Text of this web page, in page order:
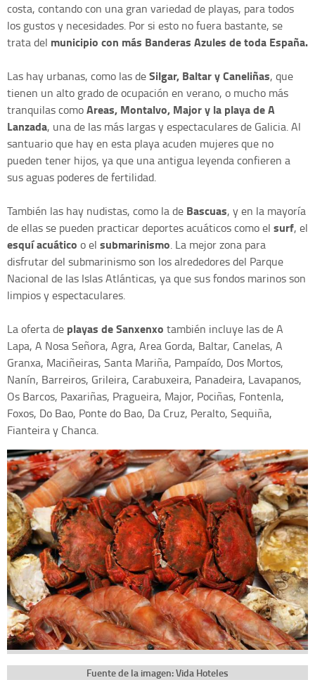
costa, contando con una gran variedad de playas, para todos
los gustos y necesidades. Por si esto no fuera bastante, se
trata del municipio con más Banderas Azules de toda España.
Las hay urbanas, como las deSilgar, Baltar y Caneliñas, que
tienen un alto grado de ocupación en verano, o mucho más
tranquilas comoAreas, Montalvo, Major y la playa de A
Lanzada, una de las más largas y espectaculares de Galicia. Al
santuario que hay en esta playa acuden mujeres que no
pueden tener hijos, ya que una antigua leyenda confieren a
sus aguas poderes de fertilidad.
También las hay nudistas, como la de Bascuas, y en la mayoría
de ellas se pueden practicar deportes acuáticos como el surf, el
esquí acuático o el submarinismo. La mejor zona para
disfrutar del submarinismo son los alrededores del Parque
Nacional de las Islas Atlánticas, ya que sus fondos marinos son
limpios y espectaculares.
La oferta de playas de Sanxenxo también incluye las de A
Lapa, A Nosa Señora, Agra, Area Gorda, Baltar, Canelas, A
Granxa, Maciñeiras, Santa Mariña, Pampaído, Dos Mortos,
Nanín, Barreiros, Grileira, Carabuxeira, Panadeira, Lavapanos,
Os Barcos, Paxariñas, Pragueira, Major, Pociñas, Fontenla,
Foxos, Do Bao, Ponte do Bao, Da Cruz, Peralto, Sequiña,
Fianteira y Chanca.
Fuente de la imagen: Vida Hoteles